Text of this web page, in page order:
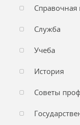
Служба
Учеба
История
Советы